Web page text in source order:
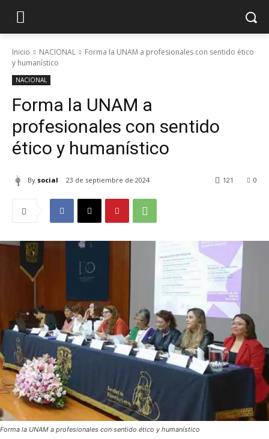
Inicio NACIONAL
Forma la UNAM a profesionales con sentido ético
y humanístico
NACIONAL
Forma la UNAM a
profesionales con sentido
ético y humanístico
By social 23 de septiembre de 2024 0
121
Forma la UNAM a profesionales con sentido ético y humanístico